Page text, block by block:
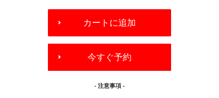
OPTIONS
カートに追加
今すぐ予約
- 注意事項 -